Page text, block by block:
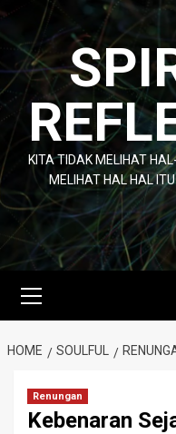
Skip
content
KITA TIDAK MELIHAT
MELIHAT HAL HAL
Menu
HOME SOULFUL
Renungan
Kebenaran